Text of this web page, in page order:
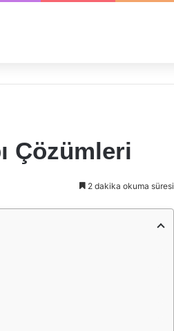
Çözümleri
2 dakika okuma süresi